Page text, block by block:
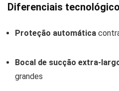
Diferenciais
Proteção automática
Bocal de sucção extra-
grandes